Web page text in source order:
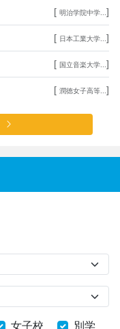
[ 明治学院中学... ]
[ 日本工業大学... ]
[ 国立音楽大学... ]
[ 潤徳女子高等... ]
女子校 別学